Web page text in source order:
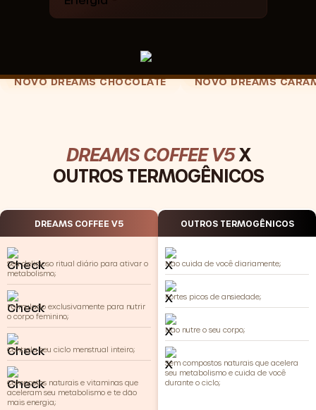
NOVO DREAMS CHOCOLATE NOVO DREAMS
DREAMS COFFEE V5X
OUTROS TERMOGÊNICOS
DREAMS COFFEE V5
Seu delicioso ritual diário para ativar o
metabolismo;
Formulado exclusivamente para nutrir
o corpo feminino;
Controla seu ciclo menstrual inteiro;
Compostos naturais e vitaminas que
aceleram seu metabolismo e te dão
mais energia;
OUTROS TERMOGÊNICOS
Não cuida de você diariamente;
Fortes picos de ansiedade;
Não nutre o seu corpo;
Sem compostos naturais que acelera
seu metabolismo e cuida de você
durante o ciclo;